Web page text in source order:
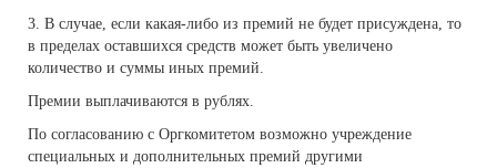
3. В случае, если какая-либо из премий не будет присуждена, то
в пределах оставшихся средств может быть увеличено
количество и суммы иных премий.
Премии выплачиваются в рублях.
По согласованию с Оргкомитетом возможно учреждение
специальных и дополнительных премий другими